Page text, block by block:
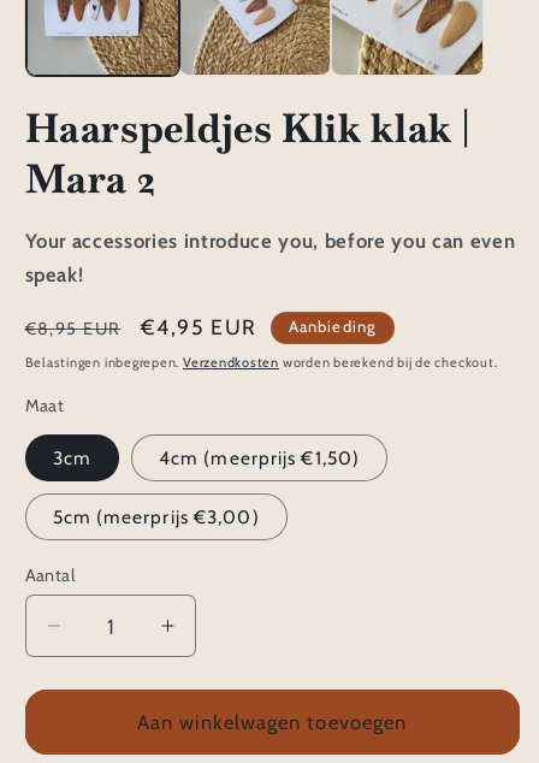
Haarspeldjes Klik klak |
Mara 2
Your accessories introduce you, before you can even
speak!
Normale
prijs
€8,95 EUR Aanbiedingsprijs
€4,95 EUR Aanbieding
Belastingen inbegrepen. Verzendkosten worden berekend bij de checkout.
Maat
3cm 4cm (meerprijs €1,50)
5cm (meerprijs €3,00)
Aantal
Aantal
verlagen
voor
Haarspeldjes
Klik
Aantal
verhogen
voor
Haarspeldjes
Klik
Aan winkelwagen toevoegen